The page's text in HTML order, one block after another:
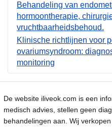
Behandeling van
hormoontherapie,
vruchtbaarheidsbehoud.
Klinische richtlijnen voor
ovariumsyndroom:
monitoring
De website iliveok.com is een
medisch advies, stellen geen
behandelingen aan. Wij